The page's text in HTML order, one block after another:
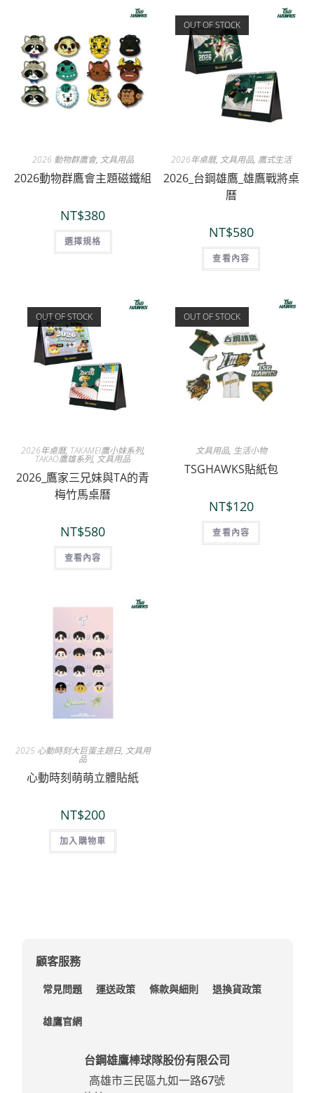
2026 動物群鷹會, 文具用品
2026動物群鷹會主題磁鐵組
NT$380
選擇規格
OUT OF STOCK
2026年桌曆, 文具用品, 鷹式生活
2026_台鋼雄鷹_雄鷹戰將桌
曆
NT$580
查看內容
OUT OF STOCK
2026年桌曆, TAKAMEI鷹小妹系列,
TAKAO鷹雄系列, 文具用品
2026_鷹家三兄妹與TA的青
梅竹馬桌曆
NT$580
查看內容
OUT OF STOCK
文具用品, 生活小物
TSGHAWKS貼紙包
NT$120
查看內容
2025 心動時刻大巨蛋主題日, 文具用
品
心動時刻萌萌立體貼紙
NT$200
加入購物車
顧客服務
常見問題 運送政策 條款與細則 退換貨政策
雄鷹官網
台鋼雄鷹棒球隊股份有限公司
高雄市三民區九如一路67號